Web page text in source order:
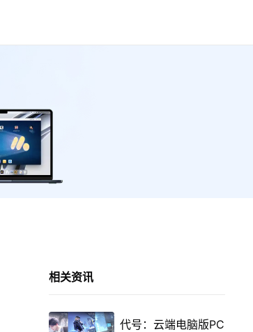
相关资讯
代号：云端电脑版PC